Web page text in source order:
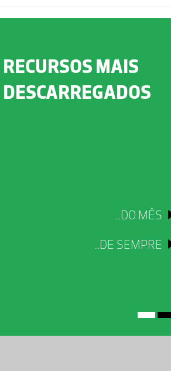
RECURSOS MAIS
DESCARREGADOS
...DO MÊS
...DE SEMPRE